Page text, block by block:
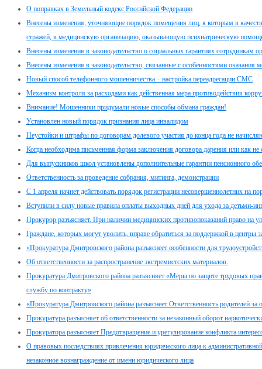
О поправках в Земельный кодекс Российской Федерации
Внесены изменения, уточняющие порядок помещения лиц, к которым в
стражей, в медицинскую организацию, оказывающую психиатрическую
Внесены изменения в законодательство о социальных гарантиях сотрудникам
Внесены изменения в законодательство, связанные с особенностями
Новый способ телефонного мошенничества – настройка переадресации СМС
Механизм контроля за расходами как действенная мера противодействия
Внимание! Мошенники придумали новые способы обмана граждан!
Установлен новый порядок признания лица инвалидом
Неустойки и штрафы по договорам долевого участия до конца года не
Когда необходима письменная форма заключения договора дарения или как
Для выпускников школ установлены дополнительные гарантии пенсионного
Ответственность за проведение собрания, митинга, демонстрации
C 1 апреля начнет действовать порядок регистрации несовершеннолетних на
Вступили в силу новые правила оплаты выходных дней для ухода за детьми-
Прокурор разъясняет. При наличии медицинских противопоказаний право на
Граждане, которых могут уволить, вправе обратиться за поддержкой в центры
«Прокуратура Дмитровского района разъяснеет особенности для
Об ответственности за распространение экстремистских материалов.
Прокуратура Дмитровского района разъясняет «Меры по защите трудовых
службу по контракту»
«Прокуратура Дмитровского района разъяснеет Ответственность родителей за
Прокуратура разъясняет об ответственности за незаконный оборот
Прокуратора разъясняет Предотвращение и урегулирование конфликта
О правовых последствиях привлечения юридического лица к
незаконное вознаграждение от имени юридического лица